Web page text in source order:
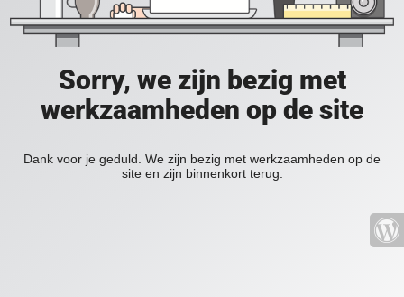
Sorry, we zijn bezig met
werkzaamheden op de site
Dank voor je geduld. We zijn bezig met werkzaamheden op de
site en zijn binnenkort terug.